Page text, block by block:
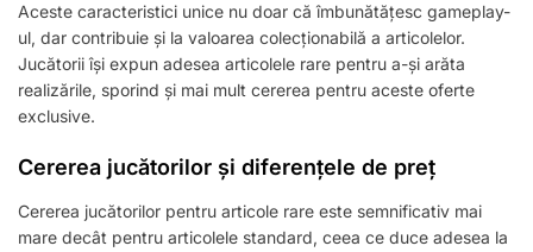
Aceste caracteristici unice nu doar că îmbunătățesc gameplay-
ul, dar contribuie și la valoarea colecționabilă a articolelor.
Jucătorii își expun adesea articolele rare pentru a-și arăta
realizările, sporind și mai mult cererea pentru aceste oferte
exclusive.
Cererea jucătorilor și diferențele de preț
Cererea jucătorilor pentru articole rare este semnificativ mai
mare decât pentru articolele standard, ceea ce duce adesea la